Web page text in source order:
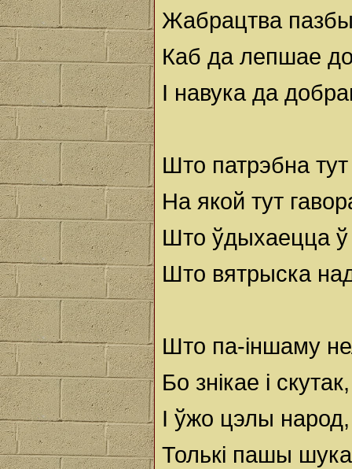
Жабрацтва
Каб да лепшае
I навука да
Што патрэбна
На якой тут
Што ўдыхаецца ў
Што вятрыска
Што па-іншаму
Бо знікае і
I ўжо цэлы
Толькі пашы